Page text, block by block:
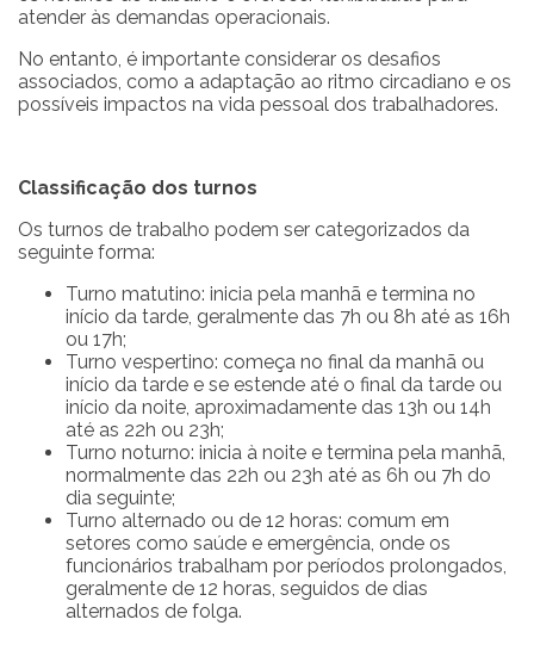
atender às demandas operacionais.
No entanto, é importante considerar os desafios
associados, como a adaptação ao ritmo circadiano e os
possíveis impactos na vida pessoal dos trabalhadores.
Classificação dos turnos
Os turnos de trabalho podem ser categorizados da
seguinte forma:
Turno matutino: inicia pela manhã e termina no
início da tarde, geralmente das 7h ou 8h até as 16h
ou 17h;
Turno vespertino: começa no final da manhã ou
início da tarde e se estende até o final da tarde ou
início da noite, aproximadamente das 13h ou 14h
até as 22h ou 23h;
Turno noturno: inicia à noite e termina pela manhã,
normalmente das 22h ou 23h até as 6h ou 7h do
dia seguinte;
Turno alternado ou de 12 horas: comum em
setores como saúde e emergência, onde os
funcionários trabalham por períodos prolongados,
geralmente de 12 horas, seguidos de dias
alternados de folga.